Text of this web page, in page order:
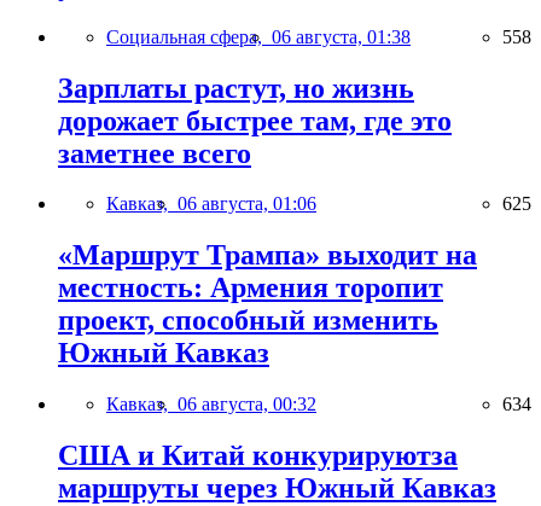
Социальная сфера, 06 августа, 01:38 558
Зарплаты растут, но жизнь
дорожает быстрее там, где это
заметнее всего
Кавказ, 06 августа, 01:06 625
«Маршрут Трампа» выходит на
местность: Армения торопит
проект, способный изменить
Южный Кавказ
Кавказ, 06 августа, 00:32 634
США и Китай конкурируютза
маршруты через Южный Кавказ